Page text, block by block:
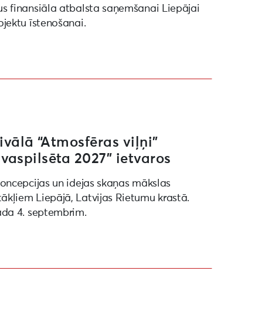
finansiāla atbalsta saņemšanai Liepājai
īstenošanai.
“Atmosfēras viļņi”
2027” ietvaros
un idejas skaņas mākslas
Liepājā, Latvijas Rietumu krastā.
4. septembrim.